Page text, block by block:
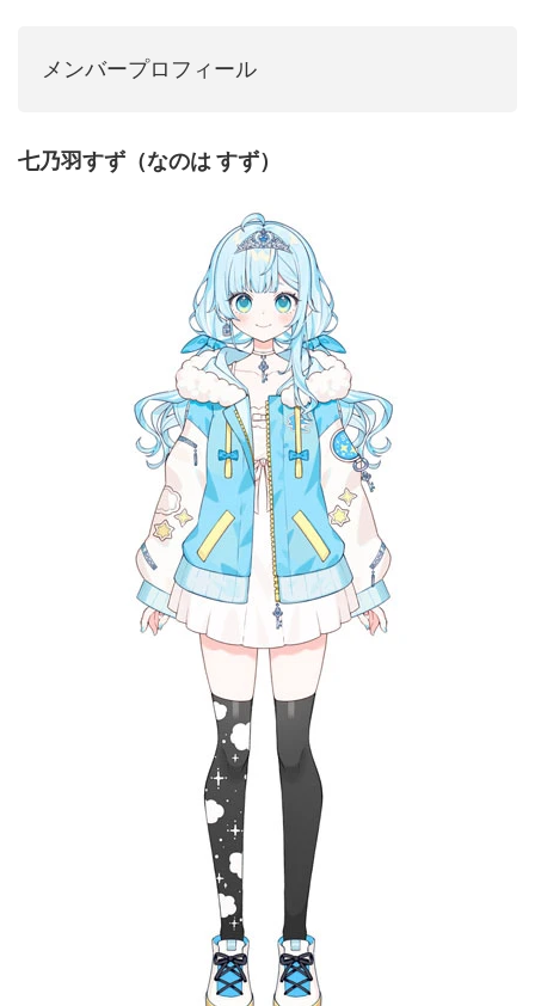
メンバープロフィール
七乃羽すず（なのは すず）